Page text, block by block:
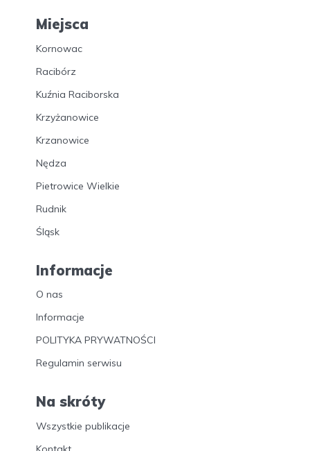
Miejsca
Kornowac
Racibórz
Kuźnia Raciborska
Krzyżanowice
Krzanowice
Nędza
Pietrowice Wielkie
Rudnik
Śląsk
Informacje
O nas
Informacje
POLITYKA PRYWATNOŚCI
Regulamin serwisu
Na skróty
Wszystkie publikacje